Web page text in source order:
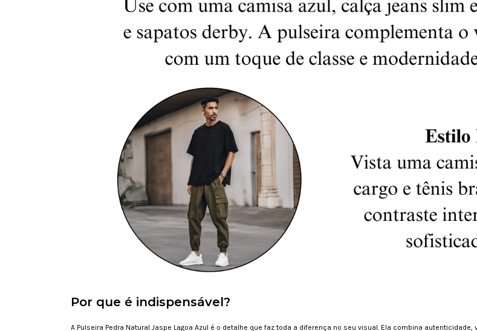
Por que é indispensável?
A Pulseira Pedra Natural Jaspe Lagoa Azul é o detalhe que faz toda a diferença no seu visual. Ela combina